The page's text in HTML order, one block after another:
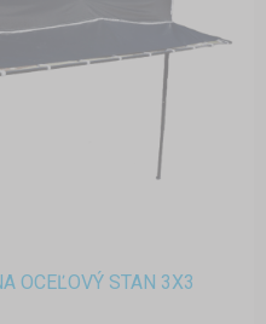
OCEĽOVÝ STAN 3X3